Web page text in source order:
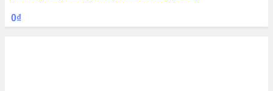
0₫